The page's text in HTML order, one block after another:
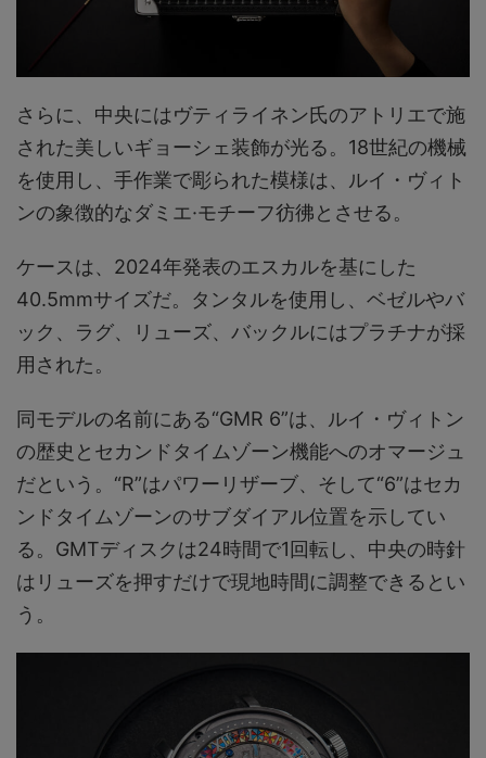
さらに、中央にはヴティライネン氏のアトリエで施
された美しいギョーシェ装飾が光る。18世紀の機械
を使用し、手作業で彫られた模様は、ルイ・ヴィト
ンの象徴的なダミエ·モチーフ彷彿とさせる。
ケースは、2024年発表のエスカルを基にした
40.5mmサイズだ。タンタルを使用し、ベゼルやバ
ック、ラグ、リューズ、バックルにはプラチナが採
用された。
同モデルの名前にある“GMR 6”は、ルイ・ヴィトン
の歴史とセカンドタイムゾーン機能へのオマージュ
だという。“R”はパワーリザーブ、そして“6”はセカ
ンドタイムゾーンのサブダイアル位置を示してい
る。GMTディスクは24時間で1回転し、中央の時針
はリューズを押すだけで現地時間に調整できるとい
う。